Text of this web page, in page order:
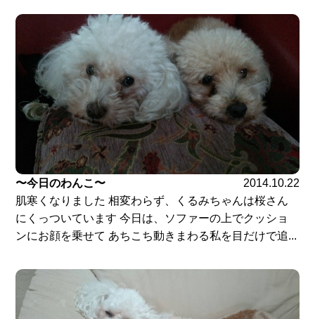
〜今日のわんこ〜
2014.10.22
肌寒くなりました 相変わらず、くるみちゃんは桜さん
にくっついています 今日は、ソファーの上でクッショ
ンにお顔を乗せて あちこち動きまわる私を目だけで追...